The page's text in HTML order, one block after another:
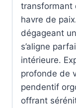
transformant
havre de
dégageant
s’aligne
intérieure.
profonde de
pendentif
offrant